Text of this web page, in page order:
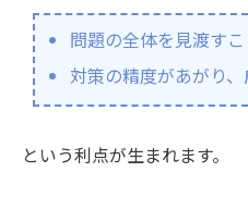
問題の全体を見渡す
対策の精度があがり
という利点が生まれます。